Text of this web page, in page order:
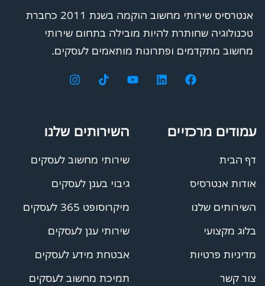
אנטרסיס שירותי מחשוב הוקמה בשנת 2011 כחברת
טכנולוגיה שחותרת להיות מובילה בתחום שירותי
מחשוב מתקדמים ופתרונות מותאמים לעסקים.
עמודים מרכזיים
דף הבית
אודות אנטרסיס
השירותים שלנו
בלוג מקצועי
מדיניות פרטיות
צור קשר
השירותים שלנו
שירותי מחשוב לעסקים
גיבוי בענן לעסקים
מיקרוסופט 365 לעסקים
שירותי ענן לעסקים
אבטחת מידע לעסקים
תמיכת מחשוב לעסקים